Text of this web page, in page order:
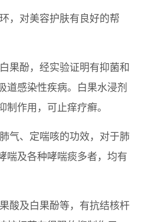
，对美容护肤有良好的帮
果酚，经实验证明有抑菌和
道感染性疾病。白果水浸剂
制作用，可止痒疗癣。
气、定喘咳的功效，对于肺
喘及各种哮喘痰多者，均有
酸及白果酚等，有抗结核杆